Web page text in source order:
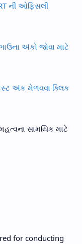
ની ઓફિસલી
અંકો જોવા માટે
અંક મેળવવા ક્લિક
સામયિક માટે
for conducting